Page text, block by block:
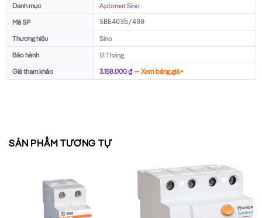
Danh mục
Aptomat Sino
Mã SP
SBE403b/400
Thương hiệu
Sino
Bảo hành
12 Tháng
Giá tham khảo
3.158.000 ₫ —Xem bảng giá ▸
SẢN PHẨM TƯƠNG TỰ